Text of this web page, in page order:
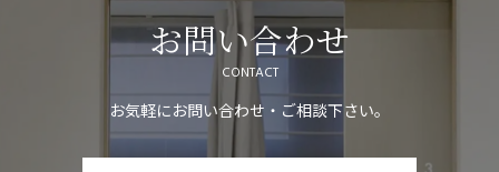
お問い合わせ
CONTACT
お気軽にお問い合わせ・ご相談下さい。